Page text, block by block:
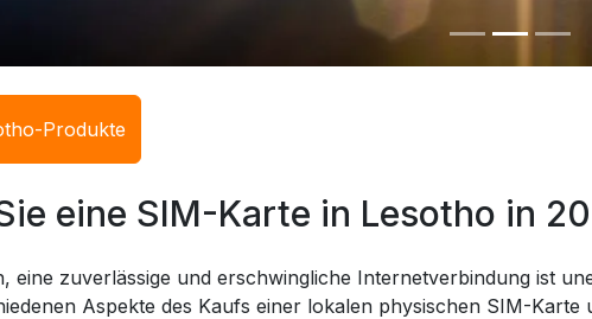
Produkte
eine SIM-Karte in Lesotho in
eine zuverlässige und erschwingliche Internetverbindung ist
Aspekte des Kaufs einer lokalen physischen SIM-